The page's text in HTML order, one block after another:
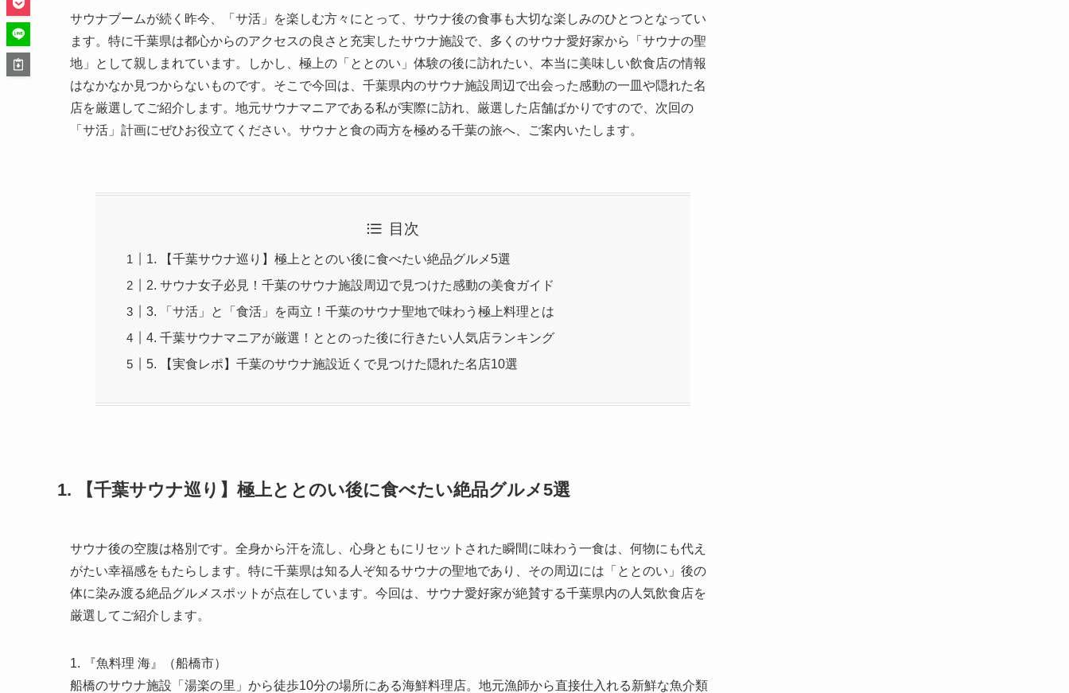
サウナブームが続く昨今、「サ活」を楽しむ方々にとって、サウナ後の食事も大切な楽しみのひとつとなってい
ます。特に千葉県は都心からのアクセスの良さと充実したサウナ施設で、多くのサウナ愛好家から「サウナの聖
地」として親しまれています。しかし、極上の「ととのい」体験の後に訪れたい、本当に美味しい飲食店の情報
はなかなか見つからないものです。そこで今回は、千葉県内のサウナ施設周辺で出会った感動の一皿や隠れた名
店を厳選してご紹介します。地元サウナマニアである私が実際に訪れ、厳選した店舗ばかりですので、次回の
「サ活」計画にぜひお役立てください。サウナと食の両方を極める千葉の旅へ、ご案内いたします。
目次
1. 【千葉サウナ巡り】極上ととのい後に食べたい絶品グルメ5選
2. サウナ女子必見！千葉のサウナ施設周辺で見つけた感動の美食ガイド
3. 「サ活」と「食活」を両立！千葉のサウナ聖地で味わう極上料理とは
4. 千葉サウナマニアが厳選！ととのった後に行きたい人気店ランキング
5. 【実食レポ】千葉のサウナ施設近くで見つけた隠れた名店10選
1. 【千葉サウナ巡り】極上ととのい後に食べたい絶品グルメ5選
サウナ後の空腹は格別です。全身から汗を流し、心身ともにリセットされた瞬間に味わう一食は、何物にも代え
がたい幸福感をもたらします。特に千葉県は知る人ぞ知るサウナの聖地であり、その周辺には「ととのい」後の
体に染み渡る絶品グルメスポットが点在しています。今回は、サウナ愛好家が絶賛する千葉県内の人気飲食店を
厳選してご紹介します。
1. 『魚料理 海』（船橋市）
船橋のサウナ施設「湯楽の里」から徒歩10分の場所にある海鮮料理店。地元漁師から直接仕入れる新鮮な魚介類